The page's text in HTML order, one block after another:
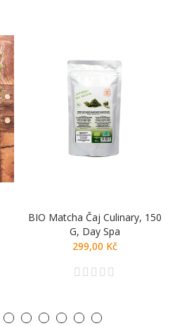
BIO Matcha Čaj Culinary, 150
G, Day Spa
299,00 Kč